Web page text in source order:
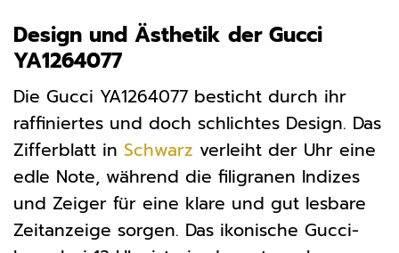
Design und Ästhetik der Gucci
YA1264077
Die Gucci YA1264077 besticht durch ihr
raffiniertes und doch schlichtes Design. Das
Zifferblatt in Schwarz verleiht der Uhr eine
edle Note, während die filigranen Indizes
und Zeiger für eine klare und gut lesbare
Zeitanzeige sorgen. Das ikonische Gucci-